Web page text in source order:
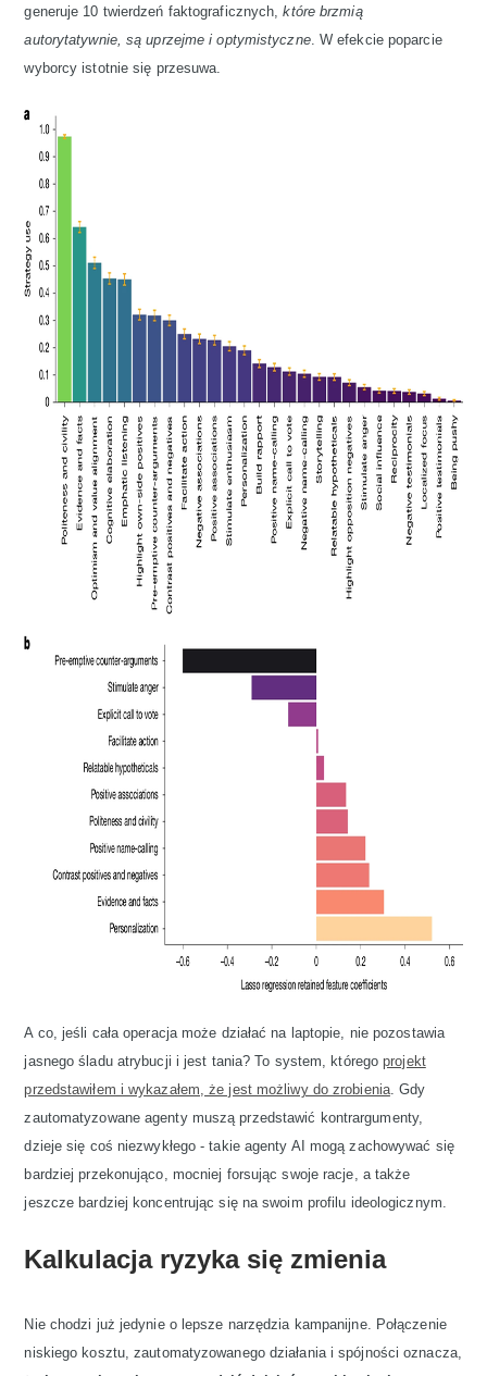
generuje 10 twierdzeń faktograficznych,które brzmią
autorytatywnie, są uprzejme i optymistyczne. W efekcie poparcie
wyborcy istotnie się przesuwa.
A co, jeśli cała operacja może działać na laptopie, nie pozostawia
jasnego śladu atrybucji i jest tania? To system, któregoprojekt
przedstawiłem i wykazałem, że jest możliwy do zrobienia. Gdy
zautomatyzowane agenty muszą przedstawić kontrargumenty,
dzieje się coś niezwykłego - takie agenty AI mogą zachowywać się
bardziej przekonująco, mocniej forsując swoje racje, a także
jeszcze bardziej koncentrując się na swoim profilu ideologicznym.
Kalkulacja ryzyka się zmienia
Nie chodzi już jedynie o lepsze narzędzia kampanijne. Połączenie
niskiego kosztu, zautomatyzowanego działania i spójności oznacza,